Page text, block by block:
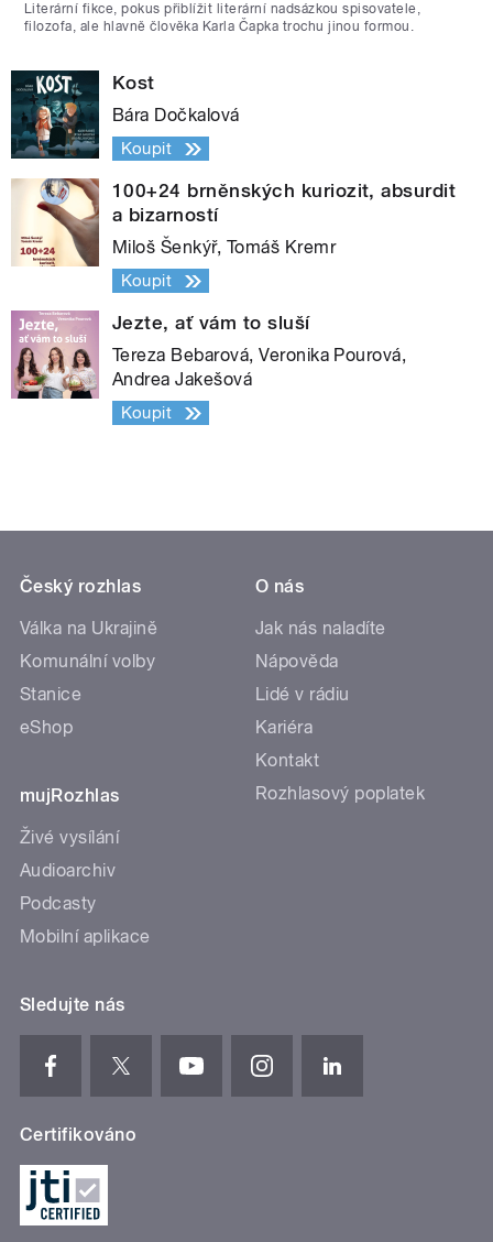
Literární fikce, pokus přiblížit literární nadsázkou spisovatele,
filozofa, ale hlavně člověka Karla Čapka trochu jinou formou.
Kost
Bára Dočkalová
Koupit
100+24 brněnských kuriozit, absurdit
a bizarností
Miloš Šenkýř, Tomáš Kremr
Koupit
Jezte, ať vám to sluší
Tereza Bebarová, Veronika Pourová,
Andrea Jakešová
Koupit
Český rozhlas
Válka na Ukrajině
Komunální volby
Stanice
eShop
mujRozhlas
Živé vysílání
Audioarchiv
Podcasty
Mobilní aplikace
O nás
Jak nás naladíte
Nápověda
Lidé v rádiu
Kariéra
Kontakt
Rozhlasový poplatek
Sledujte nás
Certifikováno